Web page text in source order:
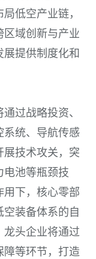
低空产业链，
区域创新与产业
提供制度化和
过战略投资、
系统、导航传感
展技术攻关，突
电池等瓶颈技
用下，核心零部
装备体系的自
龙头企业将通过
障等环节，打造